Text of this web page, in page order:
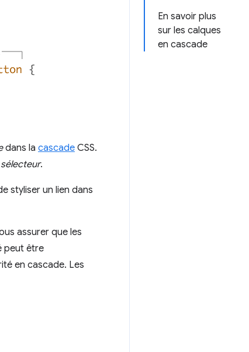
En savoir plus
sur les calques
en cascade
dans la cascade CSS.
sélecteur.
styliser un lien dans
assurer que les
peut être
en cascade. Les